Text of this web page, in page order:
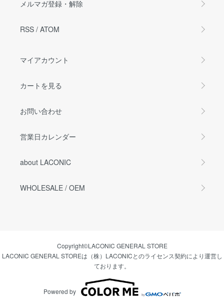
メルマガ登録・解除
RSS / ATOM
マイアカウント
カートを見る
お問い合わせ
営業日カレンダー
about LACONIC
WHOLESALE / OEM
Copyright©LACONIC GENERAL STORE
LACONIC GENERAL STOREは（株）LACONICとのライセンス契約により運営し
ております。
Powered by